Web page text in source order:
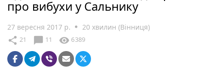
про вибухи у Сальнику
27 вересня 2017 р. 20 хвилин (Вінниця)
share 21 chat_bubble 11 visibility 6389